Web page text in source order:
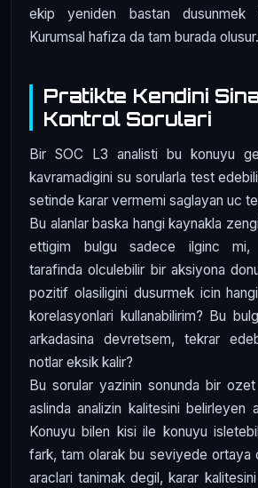
ekip yeniden bastan dusunmek
Kurumsal hafiza da tam burada olusur.
Pratikte Kendini
Kontrol Sorulari
Bir SOC L3 analisti bu konuyu
kavramadigini su sorularla test
setinde karar vermemi saglayan uc
Bu alanlar baska hangi kaynakla
ettigim bulgu sadece ilginc mi,
tarafinda olculebilir bir aksiyona
pozitif olasiligini dusurmek icin
korelasyonlari kullanabilirim? Bu
arkadasina devretsem, tekrar
notlar eksik kalir?
Bu sorular yazinin sonunda bir
aslinda analizin kalitesini belirleyen
Konuyu bilen kisi ile konuyu
fark, tam olarak bu seviyede ortaya
araclari tanimak degil, karar